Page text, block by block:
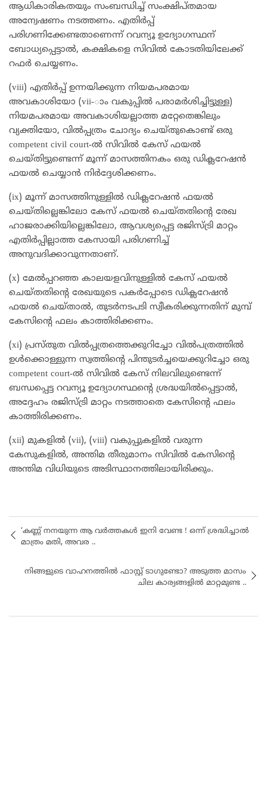
ആധികാരികതയും സംബന്ധിച്ച് സംക്ഷിപ്തമായ
അന്വേഷണം നടത്തണം. എതിർപ്പ്
പരിഗണിക്കേണ്ടതാണെന്ന് റവന്യൂ ഉദ്യോഗസ്ഥന്
ബോധ്യപ്പെട്ടാൽ, കക്ഷികളെ സിവിൽ കോടതിയിലേക്ക്
റഫർ ചെയ്യണം.
(viii) എതിർപ്പ് ഉന്നയിക്കുന്ന നിയമപരമായ
അവകാശിയോ (vii-ാം വകുപ്പിൽ പരാമർശിച്ചിട്ടുള്ള)
നിയമപരമായ അവകാശിയല്ലാത്ത മറ്റേതെങ്കിലും
വ്യക്തിയോ, വിൽപ്പത്രം ചോദ്യം ചെയ്തുകൊണ്ട് ഒരു
competent civil court-ൽ സിവിൽ കേസ് ഫയൽ
ചെയ്തിട്ടുണ്ടെന്ന് മൂന്ന് മാസത്തിനകം ഒരു ഡിക്ലറേഷൻ
ഫയൽ ചെയ്യാൻ നിർദ്ദേശിക്കണം.
(ix) മൂന്ന് മാസത്തിനുള്ളിൽ ഡിക്ലറേഷൻ ഫയൽ
ചെയ്തില്ലെങ്കിലോ കേസ് ഫയൽ ചെയ്തതിന്റെ രേഖ
ഹാജരാക്കിയില്ലെങ്കിലോ, ആവശ്യപ്പെട്ട രജിസ്ട്രി മാറ്റം
എതിർപ്പില്ലാത്ത കേസായി പരിഗണിച്ച്
അനുവദിക്കാവുന്നതാണ്.
(x) മേൽപ്പറഞ്ഞ കാലയളവിനുള്ളിൽ കേസ് ഫയൽ
ചെയ്തതിന്റെ രേഖയുടെ പകർപ്പോടെ ഡിക്ലറേഷൻ
ഫയൽ ചെയ്താൽ, തുടർനടപടി സ്വീകരിക്കുന്നതിന് മുമ്പ്
കേസിന്റെ ഫലം കാത്തിരിക്കണം.
(xi) പ്രസ്തുത വിൽപ്പത്രത്തെക്കുറിച്ചോ വിൽപത്രത്തിൽ
ഉൾക്കൊള്ളുന്ന സ്വത്തിന്റെ പിന്തുടർച്ചയെക്കുറിച്ചോ ഒരു
competent court-ൽ സിവിൽ കേസ് നിലവിലുണ്ടെന്ന്
ബന്ധപ്പെട്ട റവന്യൂ ഉദ്യോഗസ്ഥന്റെ ശ്രദ്ധയിൽപ്പെട്ടാൽ,
അദ്ദേഹം രജിസ്ട്രി മാറ്റം നടത്താതെ കേസിന്റെ ഫലം
കാത്തിരിക്കണം.
(xii) മുകളിൽ (vii), (viii) വകുപ്പുകളിൽ വരുന്ന
കേസുകളിൽ, അന്തിമ തീരുമാനം സിവിൽ കേസിന്റെ
അന്തിമ വിധിയുടെ അടിസ്ഥാനത്തിലായിരിക്കും.
‘കണ്ണ് നനയുന്ന ആ വര്‍ത്തകള്‍ ഇനി വേണ്ട ! ഒന്ന് ശ്രദ്ധിച്ചാല്‍
മാത്രം മതി, അവര ..
നിങ്ങളുടെ വാഹനത്തിൽ ഫാസ്റ്റ് ടാഗുണ്ടോ? അടുത്ത മാസം
ചില കാര്യങ്ങളിൽ മാറ്റമുണ്ട ..